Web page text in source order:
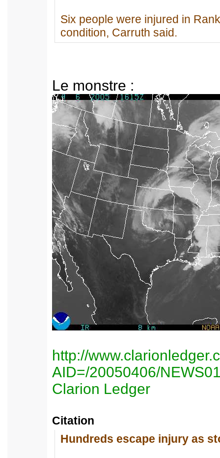
Six people were injured in
condition, Carruth said.
Le monstre :
http://
AID=/20050406/
Clarion Ledger
Citation
Hundreds escape injury as